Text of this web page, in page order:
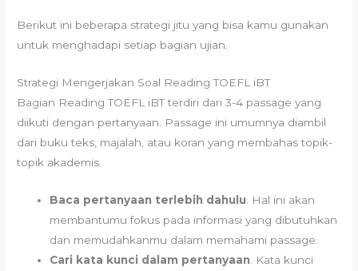
Berikut ini beberapa strategi jitu yang bisa kamu gunakan
untuk menghadapi setiap bagian ujian.
Strategi Mengerjakan Soal Reading TOEFL iBT
Bagian Reading TOEFL iBT terdiri dari 3-4 passage yang
diikuti dengan pertanyaan. Passage ini umumnya diambil
dari buku teks, majalah, atau koran yang membahas topik-
topik akademis.
Baca pertanyaan terlebih dahulu . Hal ini akan
membantumu fokus pada informasi yang dibutuhkan
dan memudahkanmu dalam memahami passage.
Cari kata kunci dalam pertanyaan . Kata kunci